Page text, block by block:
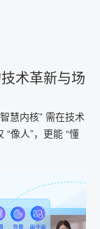
术革新与场
慧内核” 需在技术
像人”，更能 “懂